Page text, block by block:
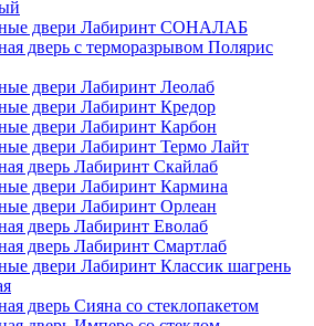
двери Лабиринт СОНАЛАБ
дверь с терморазрывом Полярис
двери Лабиринт Леолаб
двери Лабиринт Кредор
двери Лабиринт Карбон
двери Лабиринт Термо Лайт
дверь Лабиринт Скайлаб
двери Лабиринт Кармина
двери Лабиринт Орлеан
дверь Лабиринт Еволаб
дверь Лабиринт Смартлаб
двери Лабиринт Классик шагрень
дверь Сияна со стеклопакетом